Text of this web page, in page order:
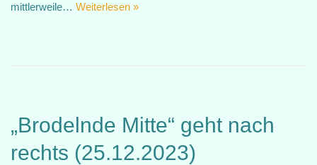
mittlerweile… Weiterlesen »
„Brodelnde Mitte“ geht nach
rechts (25.12.2023)